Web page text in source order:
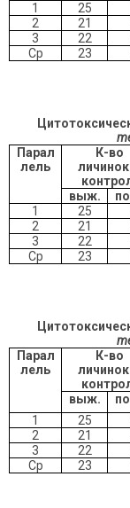
1
25
2
21
3
22
Ср
23
Парал
лель
К-во
выж.
1
25
2
21
3
22
Ср
23
Парал
лель
К-во
выж.
1
25
2
21
3
22
Ср
23